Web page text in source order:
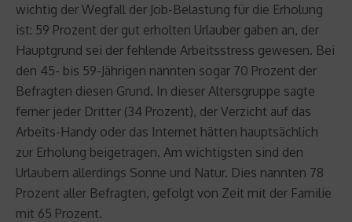
wichtig der Wegfall der Job-Belastung für die Erholung
ist: 59 Prozent der gut erholten Urlauber gaben an, der
Hauptgrund sei der fehlende Arbeitsstress gewesen. Bei
den 45- bis 59-Jährigen nannten sogar 70 Prozent der
Befragten diesen Grund. In dieser Altersgruppe sagte
ferner jeder Dritter (34 Prozent), der Verzicht auf das
Arbeits-Handy oder das Internet hätten hauptsächlich
zur Erholung beigetragen. Am wichtigsten sind den
Urlaubern allerdings Sonne und Natur. Dies nannten 78
Prozent aller Befragten, gefolgt von Zeit mit der Familie
mit 65 Prozent.